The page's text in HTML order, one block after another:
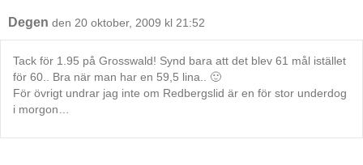
Degen den 20 oktober, 2009 kl 21:52
Tack för 1.95 på Grosswald! Synd bara att det blev 61 mål istället
för 60.. Bra när man har en 59,5 lina.. 🙂
För övrigt undrar jag inte om Redbergslid är en för stor underdog
i morgon…